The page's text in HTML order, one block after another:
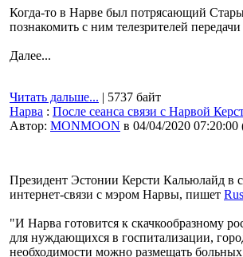
Когда-то в Нарве был потрясающий
познакомить с ним телезрителей
Далее...
Читать дальше... | 5737 байт
Нарва : После сеанса связи с Нарвой
Автор: MONMOON в 04/04/2020 07:20:00
Президент Эстонии Керсти Кальюлайд в
интернет-связи с мэром Нарвы, пишет
"И Нарва готовится к скачкообразному
для нуждающихся в госпитализации,
необходимости можно размещать